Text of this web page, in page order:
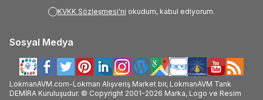
KVKK Sözleşmesi'ni okudum, kabul ediyorum.
Sosyal Medya
LokmanAVM.com-Lokman Alışveriş Market bir, LokmanAVM Tarık
DEMİRA Kuruluşudur. © Copyright 2001-2026 Marka, Logo ve Resim